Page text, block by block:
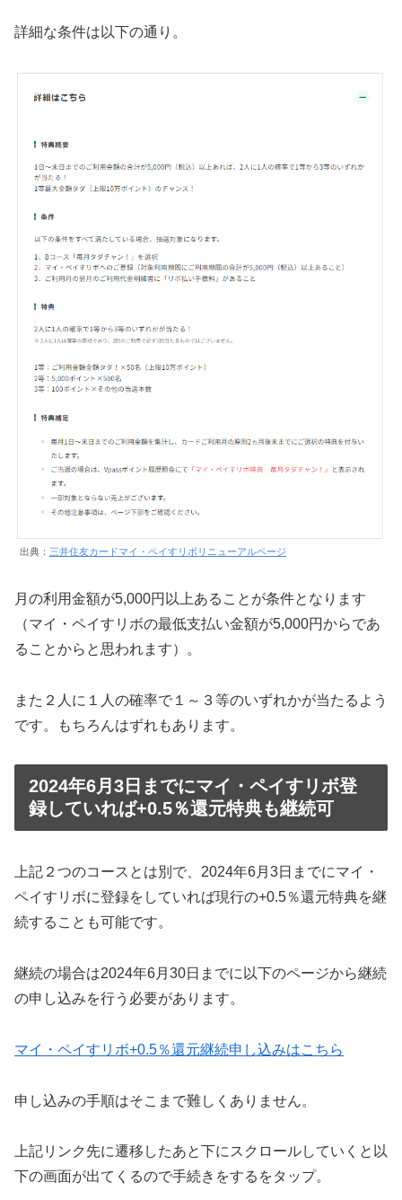
詳細な条件は以下の通り。
出典： 三井住友カードマイ・ペイすリボリニューアルページ
月の利用金額が5,000円以上あることが条件となります
（マイ・ペイすリボの最低支払い金額が5,000円からであ
ることからと思われます）。
また２人に１人の確率で１～３等のいずれかが当たるよう
です。もちろんはずれもあります。
2024年6月3日までにマイ・ペイすリボ登
録していれば+0.5％還元特典も継続可
上記２つのコースとは別で、2024年6月3日までにマイ・
ペイすリボに登録をしていれば現行の+0.5％還元特典を継
続することも可能です。
継続の場合は2024年6月30日までに以下のページから継続
の申し込みを行う必要があります。
マイ・ペイすリボ+0.5％還元継続申し込みはこちら
申し込みの手順はそこまで難しくありません。
上記リンク先に遷移したあと下にスクロールしていくと以
下の画面が出てくるので手続きをするをタップ。